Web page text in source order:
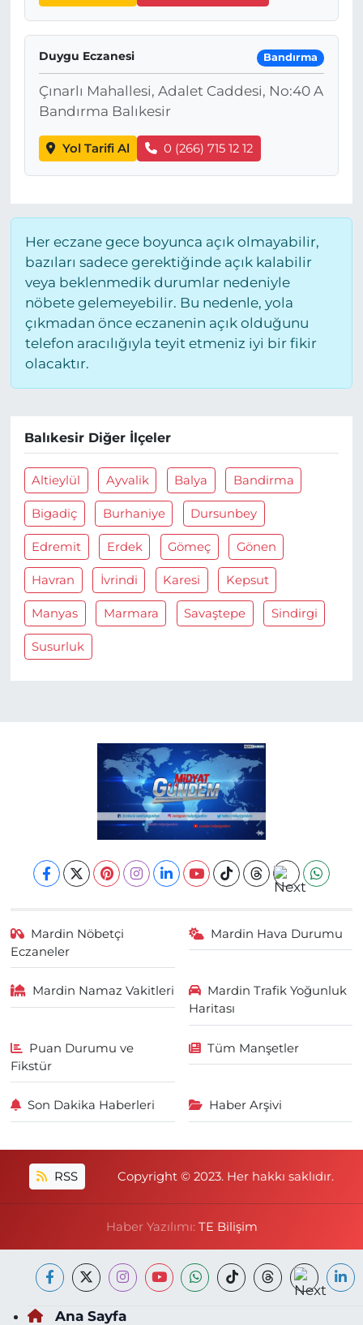
Duygu Eczanesi Bandırma
Çınarlı Mahallesi, Adalet Caddesi, No:40 A
Bandırma Balıkesir
Yol Tarifi Al 0 (266) 715 12 12
Her eczane gece boyunca açık olmayabilir,
bazıları sadece gerektiğinde açık kalabilir
veya beklenmedik durumlar nedeniyle
nöbete gelemeyebilir. Bu nedenle, yola
çıkmadan önce eczanenin açık olduğunu
telefon aracılığıyla teyit etmeniz iyi bir fikir
olacaktır.
Balıkesir Diğer İlçeler
Altieylül Ayvalik Balya Bandirma
Bigadiç Burhaniye Dursunbey
Edremit Erdek Gömeç Gönen
Havran İvrindi Karesi Kepsut
Manyas Marmara Savaştepe Sindirgi
Susurluk
Mardin Nöbetçi
Eczaneler
Mardin Hava Durumu
Mardin Namaz Vakitleri
Mardin Trafik Yoğunluk
Haritası
Puan Durumu ve
Fikstür
Tüm Manşetler
Son Dakika Haberleri Haber Arşivi
RSS Copyright © 2023. Her hakkı saklıdır.
Haber Yazılımı: TE Bilişim
Ana Sayfa